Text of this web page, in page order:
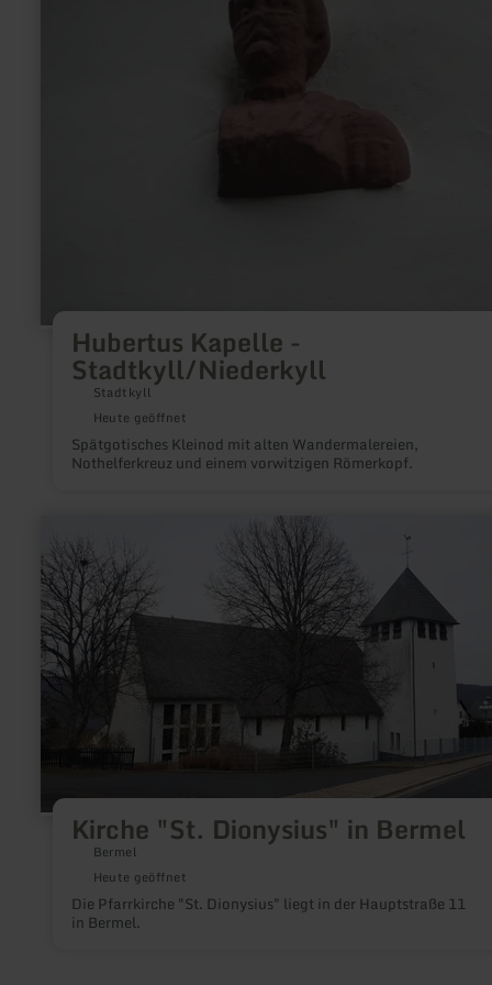
Hubertus Kapelle -
Stadtkyll/Niederkyll
Stadtkyll
Heute geöffnet
Spätgotisches Kleinod mit alten Wandermalereien,
Nothelferkreuz und einem vorwitzigen Römerkopf.
Kirche "St. Dionysius" in Bermel
Bermel
Heute geöffnet
Die Pfarrkirche "St. Dionysius" liegt in der Hauptstraße 11
in Bermel.
zu:
Kirche
"St.
Dionysius"
in
Bermel